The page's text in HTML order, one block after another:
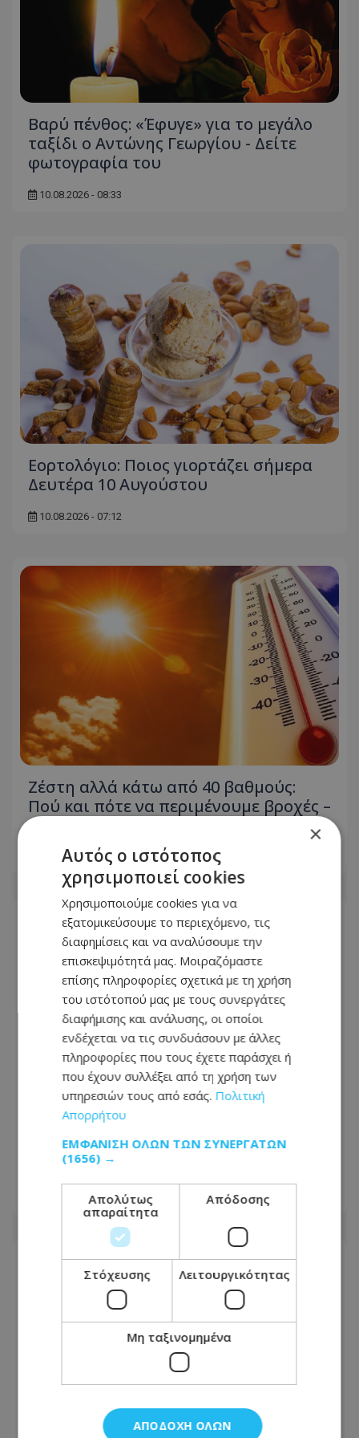
Βαρύ πένθος: «Έφυγε» για το μεγάλο
ταξίδι ο Αντώνης Γεωργίου - Δείτε
φωτογραφία του
10.08.2026 - 08:33
Εορτολόγιο: Ποιος γιορτάζει σήμερα
Δευτέρα 10 Αυγούστου
10.08.2026 - 07:12
Ζέστη αλλά κάτω από 40 βαθμούς:
Πού και πότε να περιμένουμε βροχές –
Δείτε live την εξέλιξη του καιρού
10.08.2026 - 06:30
Nema Restaurant: Εκεί όπου η
μεσογειακή γαστρονομία γίνεται
εμπειρία στην καρδιά της Πάφου
10.08.2026 - 06:28
×
Αυτός ο ιστότοπος
χρησιμοποιεί cookies
Χρησιμοποιούμε cookies για να
εξατομικεύσουμε το περιεχόμενο, τις
διαφημίσεις και να αναλύσουμε την
επισκεψιμότητά μας. Μοιραζόμαστε
επίσης πληροφορίες σχετικά με τη χρήση
του ιστότοπού μας με τους συνεργάτες
διαφήμισης και ανάλυσης, οι οποίοι
ενδέχεται να τις συνδυάσουν με άλλες
πληροφορίες που τους έχετε παράσχει ή
που έχουν συλλέξει από τη χρήση των
υπηρεσιών τους από εσάς. Πολιτική
Απορρήτου
ΕΜΦΆΝΙΣΗ ΌΛΩΝ ΤΩΝ ΣΥΝΕΡΓΑΤΏΝ
(1656) →
Απολύτως
απαραίτητα
Απόδοσης
Στόχευσης Λειτουργικότητας
Μη ταξινομημένα
ΑΠΟΔΟΧΉ ΌΛΩΝ